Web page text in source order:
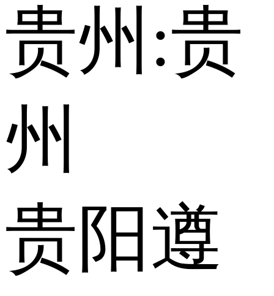
贵州:贵
州
贵阳遵